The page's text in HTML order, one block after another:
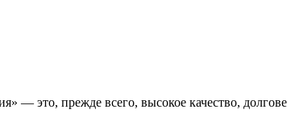
— это, прежде всего, высокое качество,